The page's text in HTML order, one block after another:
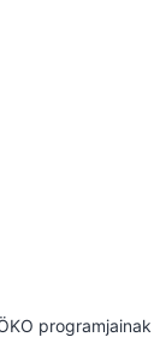
programjainak